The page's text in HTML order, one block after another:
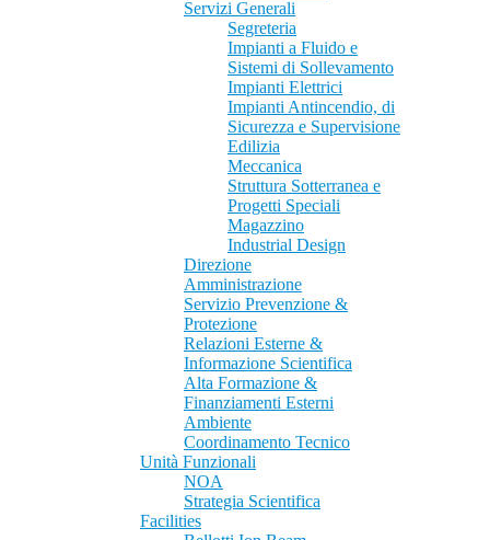
Servizi Generali
Segreteria
Impianti a Fluido e
Sistemi di Sollevamento
Impianti Elettrici
Impianti Antincendio, di
Sicurezza e Supervisione
Edilizia
Meccanica
Struttura Sotterranea e
Progetti Speciali
Magazzino
Industrial Design
Direzione
Amministrazione
Servizio Prevenzione &
Protezione
Relazioni Esterne &
Informazione Scientifica
Alta Formazione &
Finanziamenti Esterni
Ambiente
Coordinamento Tecnico
Unità Funzionali
NOA
Strategia Scientifica
Facilities